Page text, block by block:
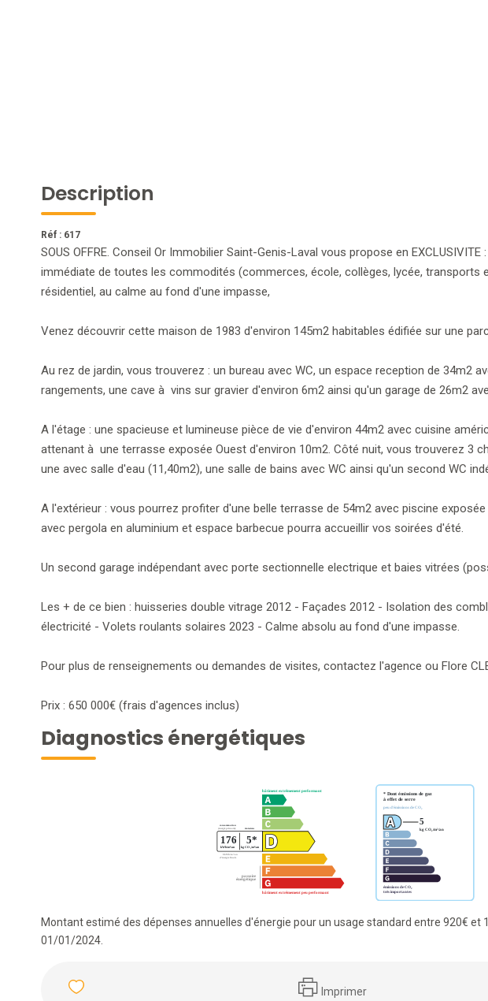
Description
Réf : 617
SOUS OFFRE. Conseil Or Immobilier Saint-Genis-Laval vous propose en
immédiate de toutes les commodités (commerces, école, collèges, lycée, transports
résidentiel, au calme au fond d'une impasse,
Venez découvrir cette maison de 1983 d'environ 145m2 habitables édifiée sur une
Au rez de jardin, vous trouverez : un bureau avec WC, un espace reception de 34m2
rangements, une cave à vins sur gravier d'environ 6m2 ainsi qu'un garage de 26m2
A l'étage : une spacieuse et lumineuse pièce de vie d'environ 44m2 avec cuisine
attenant à une terrasse exposée Ouest d'environ 10m2. Côté nuit, vous trouverez 3
une avec salle d'eau (11,40m2), une salle de bains avec WC ainsi qu'un second WC
A l'extérieur : vous pourrez profiter d'une belle terrasse de 54m2 avec piscine
avec pergola en aluminium et espace barbecue pourra accueillir vos soirées d'été.
Un second garage indépendant avec porte sectionnelle electrique et baies vitrées
Les + de ce bien : huisseries double vitrage 2012 - Façades 2012 - Isolation des
électricité - Volets roulants solaires 2023 - Calme absolu au fond d'une impasse.
Pour plus de renseignements ou demandes de visites, contactez l'agence ou Flore
Prix : 650 000€ (frais d'agences inclus)
Diagnostics énergétiques
Montant estimé des dépenses annuelles d'énergie pour un usage standard entre 920€ et
01/01/2024.
Imprimer